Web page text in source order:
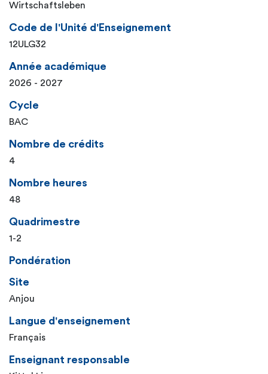
Wirtschaftsleben
Code de l'Unité d'Enseignement
12ULG32
Année académique
2026 - 2027
Cycle
BAC
Nombre de crédits
4
Nombre heures
48
Quadrimestre
1-2
Pondération
Site
Anjou
Langue d'enseignement
Français
Enseignant responsable